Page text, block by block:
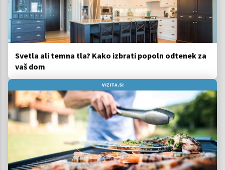
Svetla ali temna tla? Kako izbrati popoln odtenek za
vaš dom
VIZITA.SI